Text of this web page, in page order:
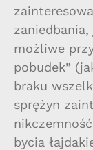
możliwe
pobudek”
braku
sprężyn
bycia